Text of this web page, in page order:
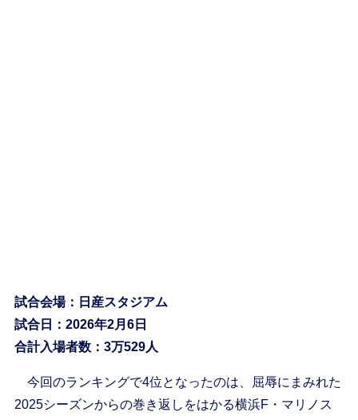
試合会場：日産スタジアム
試合日：2026年2月6日
合計入場者数：3万529人
今回のランキングで4位となったのは、屈辱にまみれた
2025シーズンからの巻き返しをはかる横浜F・マリノス